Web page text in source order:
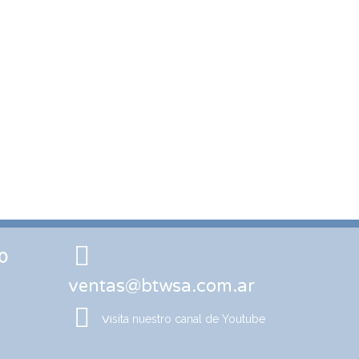
ventas@btwsa.com.ar
Visita nuestro canal de Youtube